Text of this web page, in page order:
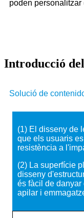
poden personalitzar
Introducció
Solució de
(1) El disseny de
que els usuaris
resistència a
(2) La superfície
disseny
és fàcil de
apilar i